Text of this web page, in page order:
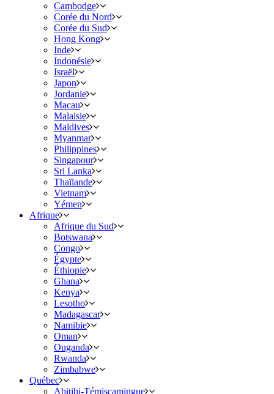
Cambodge
Corée du Nord
Corée du Sud
Hong Kong
Inde
Indonésie
Israël
Japon
Jordanie
Macau
Malaisie
Maldives
Myanmar
Philippines
Singapour
Sri Lanka
Thaïlande
Vietnam
Yémen
Afrique
Afrique du Sud
Botswana
Congo
Égypte
Éthiopie
Ghana
Kenya
Lesotho
Madagascar
Namibie
Oman
Ouganda
Rwanda
Zimbabwe
Québec
Abitibi-Témiscamingue